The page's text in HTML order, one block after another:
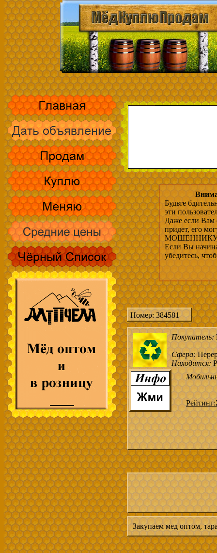
Будьте
эти
Даже если Вам
придет, его
МОШЕННИКУ,
Если Вы
убедитесь,
Номер: 384581
Покупатель:
Сфера:
Находится:
Рейтинг:
Закупаем мед оптом,